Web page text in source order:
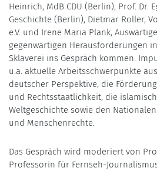
Heinrich, MdB CDU (Berlin), Prof. Dr.
Geschichte (Berlin), Dietmar Roller,
e.V. und Irene Maria Plank,
gegenwärtigen Herausforderungen
Sklaverei ins Gespräch kommen.
u.a. aktuelle Arbeitsschwerpunkte
deutscher Perspektive, die
und Rechtsstaatlichkeit, die
Weltgeschichte sowie den
und Menschenrechte.
Das Gespräch wird moderiert von
Professorin für Fernseh-